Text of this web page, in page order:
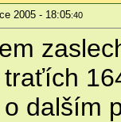
2005 - 18:05:40
dalším